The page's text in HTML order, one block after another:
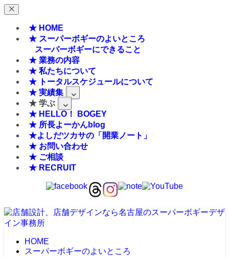
★ HOME
★ スーパーボギーのよいところ
スーパーボギーにできること
★ 業務の内容
★ 私たちについて
★ トータルスケジュールについて
★ 実績集
★ 学ぶ
★ HELLO！ BOGEY
★ 所長よーかんblog
★よしだツカサの「開業ノート」
★ お問い合わせ
★ ご相談
★ RECRUIT
HOME
スーパーボギーのよいところ